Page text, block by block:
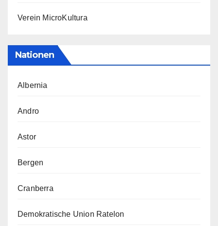
Verein MicroKultura
Nationen
Albernia
Andro
Astor
Bergen
Cranberra
Demokratische Union Ratelon